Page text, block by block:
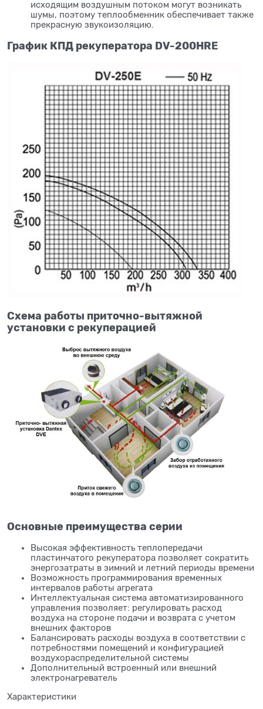
исходящим воздушным потоком могут возникать
шумы, поэтому теплообменник обеспечивает также
прекрасную звукоизоляцию.
График КПД рекуператора DV-200HRE
Схема работы приточно-вытяжной
установки с рекуперацией
Основные преимущества серии
Высокая эффективность теплопередачи
пластинчатого рекуператора позволяет сократить
энергозатраты в зимний и летний периоды времени
Возможность программирования временных
интервалов работы агрегата
Интеллектуальная система автоматизированного
управления позволяет: регулировать расход
воздуха на стороне подачи и возврата с учетом
внешних факторов
Балансировать расходы воздуха в соответствии с
потребностями помещений и конфигурацией
воздухораспределительной системы
Дополнительный встроенный или внешний
электронагреватель
Характеристики